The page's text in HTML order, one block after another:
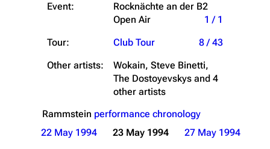
Event:
Rocknächte an der B2
Open Air
1 / 1
Tour:
Club Tour
8 / 43
Other artists:
Wokain, Steve Binetti,
The Dostoyevskys and 4
other artists
Rammstein performance chronology
22 May 1994
23 May 1994 27 May 1994